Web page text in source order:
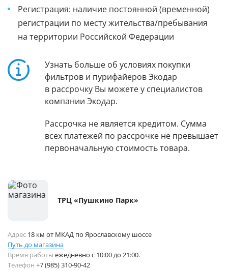
Регистрация: наличие постоянной (временной)
регистрации по месту жительства/пребывания
на территории Российской Федерации
Узнать больше об условиях покупки
фильтров и пурифайеров Экодар
в рассрочку Вы можете у специалистов
компании Экодар.
Рассрочка не является кредитом. Сумма
всех платежей по рассрочке не превышает
первоначальную стоимость товара.
ТРЦ «Пушкино Парк»
Адрес 18 км от МКАД по Ярославскому шоссе
Путь до магазина
Время работы ежедневно с 10:00 до 21:00.
Телефон +7 (985) 310-90-42